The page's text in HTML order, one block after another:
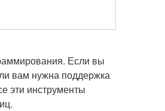
Если вы
вам нужна поддержка
эти инструменты